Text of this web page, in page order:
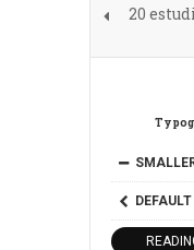
20
DEFAULT